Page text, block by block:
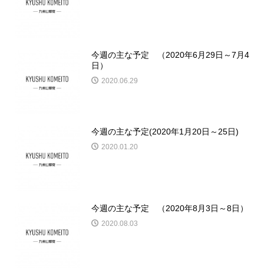
今週の主な予定 （2020年6月29日～7月4
日）
2020.06.29
今週の主な予定(2020年1月20日～25日)
2020.01.20
今週の主な予定 （2020年8月3日～8日）
2020.08.03